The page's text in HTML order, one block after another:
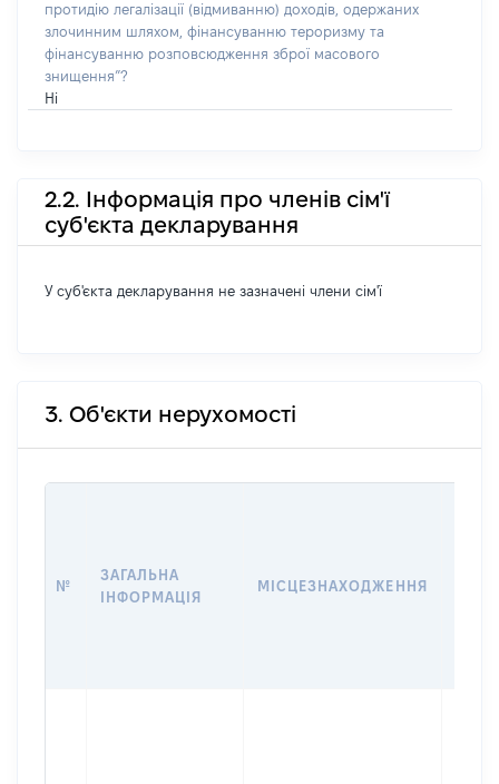
протидію легалізації (відмиванню) доходів, одержаних
злочинним шляхом, фінансуванню тероризму та
фінансуванню розповсюдження зброї масового
знищення”?
Ні
2.2. Інформація про членів сім'ї
суб'єкта декларування
У суб'єкта декларування не зазначені члени сім'ї
3. Об'єкти нерухомості
№
ЗАГАЛЬНА
ІНФОРМАЦІЯ
МІСЦЕЗНАХОДЖЕННЯ